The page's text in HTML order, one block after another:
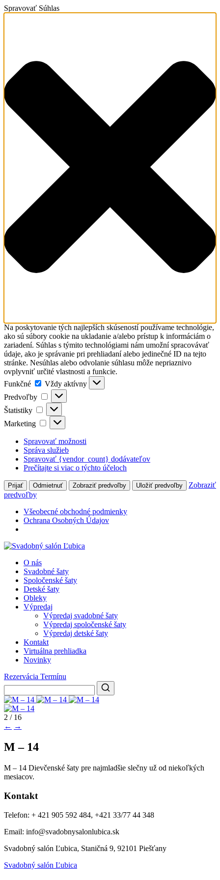
Spravovať Súhlas
Na poskytovanie tých najlepších skúseností používame technológie,
ako sú súbory cookie na ukladanie a/alebo prístup k informáciám o
zariadení. Súhlas s týmito technológiami nám umožní spracovávať
údaje, ako je správanie pri prehliadaní alebo jedinečné ID na tejto
stránke. Nesúhlas alebo odvolanie súhlasu môže nepriaznivo
ovplyvniť určité vlastnosti a funkcie.
Funkčné
Funkčné
Vždy aktívny
Predvoľby
Predvoľby
Štatistiky Štatistiky
Marketing Marketing
Spravovať možnosti
Správa služieb
Spravovať {vendor_count} dodávateľov
Prečítajte si viac o týchto účeloch
Prijať Odmietnuť Zobraziť predvoľby Uložiť predvoľby
Zobraziť
predvoľby
Všeobecné obchodné podmienky
Ochrana Osobných Údajov
O nás
Svadobné šaty
Spoločenské šaty
Detské šaty
Obleky
Výpredaj
Výpredaj svadobné šaty
Výpredaj spoločenské šaty
Výpredaj detské šaty
Kontakt
Virtuálna prehliadka
Novinky
Rezervácia Termínu
2 / 16
← →
M – 14
M – 14 Dievčenské šaty pre najmladšie slečny už od niekoľkých
mesiacov.
Kontakt
Telefon: + 421 905 592 484, +421 33/77 44 348
Email: info@svadobnysalonlubica.sk
Svadobný salón Ľubica, Staničná 9, 92101 Piešťany
Svadobný salón Ľubica